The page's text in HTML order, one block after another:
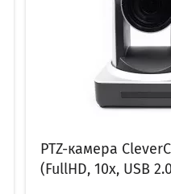
PTZ-камера
(FullHD, 10x, USB